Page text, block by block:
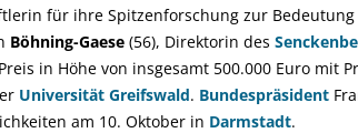
für ihre Spitzenforschung zur
Böhning-Gaese (56), Direktorin des
in Höhe von insgesamt 500.000 Euro mit
Universität Greifswald. Bundespräsident
am 10. Oktober in Darmstadt.